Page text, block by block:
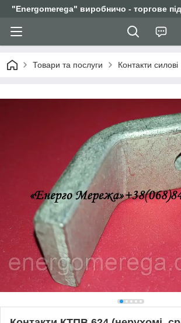
"Еnergomerega" виробничо - торгове
Товари та послуги Контакти силові